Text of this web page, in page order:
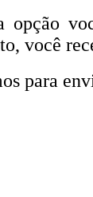
opção
você
para